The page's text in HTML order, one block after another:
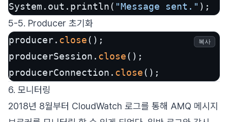
System.out.println( "Message sent." );
5-5. Producer 초기화
producer. close();
producerSession. close();
producerConnection. close();
복사
6. 모니터링
2018년 8월부터 CloudWatch 로그를 통해 AMQ 메시지